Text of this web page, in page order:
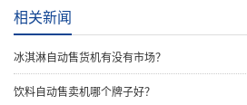
相关新闻
冰淇淋自动售货机有没有市场？
饮料自动售卖机哪个牌子好？